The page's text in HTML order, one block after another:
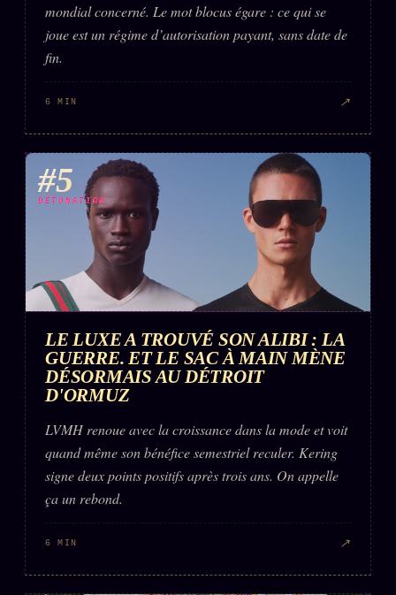
mondial concerné. Le mot blocus égare : ce qui se
joue est un régime d’autorisation payant, sans date de
fin.
6 MIN ↗
#5
DÉTONATION
LE LUXE A TROUVÉ SON ALIBI : LA
GUERRE. ET LE SAC À MAIN MÈNE
DÉSORMAIS AU DÉTROIT
D'ORMUZ
LVMH renoue avec la croissance dans la mode et voit
quand même son bénéfice semestriel reculer. Kering
signe deux points positifs après trois ans. On appelle
ça un rebond.
6 MIN ↗